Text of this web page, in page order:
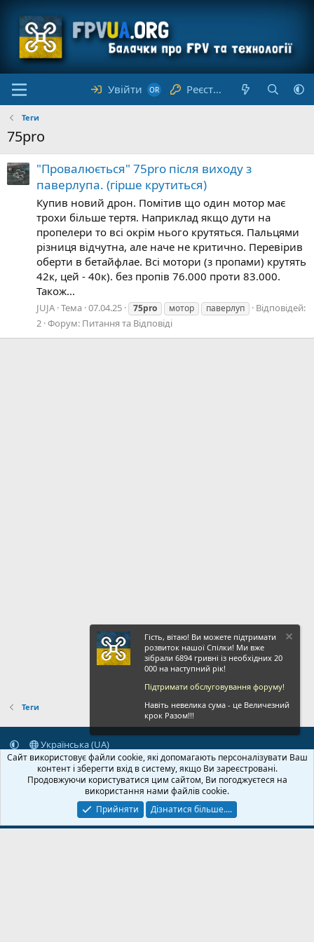
Увійти Реєстрація
Теги
75pro
"Провалюється" 75pro після виходу з
паверлупа. (гірше крутиться)
Купив новий дрон. Помітив що один мотор має
трохи більше тертя. Наприклад якщо дути на
пропелери то всі окрім нього крутяться. Пальцями
різниця відчутна, але наче не критично. Перевірив
оберти в бетайфлае. Всі мотори (з пропами) крутять
42к, цей - 40к). без пропів 76.000 проти 83.000.
Також...
JUJA Тема 07.04.25 75pro мотор паверлуп
Відповідей:
2 Форум: Питання та Відповіді
Теги
Українська (UA)
Зворотній зв'язок
Умови і правила
Політика конфіденційності
Дoпoмoга
Головна
R
S
S
© 2020-2026 FPVUA.ORG Розроблено:Magshifter
Гість, вітаю! Ви можете підтримати
розвиток нашої Спілки! Ми вже
зібрали 6894 гривні із необхідних 20
000 на наступний рік!
Підтримати обслуговування форуму!
Навіть невелика сума - це Величезний
крок Разом!!!
Сайт використовує файли cookie, які допомагають персоналізувати Ваш
контент і зберегти вхід в систему, якщо Ви зареєстровані.
Продовжуючи користуватися цим сайтом, Ви погоджуєтеся на
використання нами файлів cookie.
Прийняти
Дізнатися більше....